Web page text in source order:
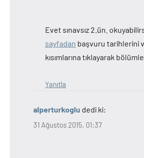
Evet sınavsız 2.ün.
sayfadan başvuru tarihlerini
kısımlarına tıklayarak
Yanıtla
alperturkoglu dedi ki:
31 Ağustos 2015, 01:37